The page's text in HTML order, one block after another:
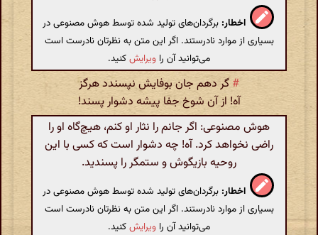
اخطار: برگردان‌های تولید شده توسط هوش مصنوعی در
بسیاری از موارد نادرستند. اگر این متن به نظرتان نادرست است
می‌توانید آن را ویرایشکنید.
# گر دهم جان بوفایش نپسندد هرگز
آه! از آن شوخ جفا پیشه دشوار پسند!
هوش مصنوعی: اگر جانم را نثار او کنم، هیچ‌گاه او را
راضی نخواهد کرد. آه! چه دشوار است که کسی با این
روحیه بازیگوش و ستمگر را پسندید.
اخطار: برگردان‌های تولید شده توسط هوش مصنوعی در
بسیاری از موارد نادرستند. اگر این متن به نظرتان نادرست است
می‌توانید آن را ویرایشکنید.